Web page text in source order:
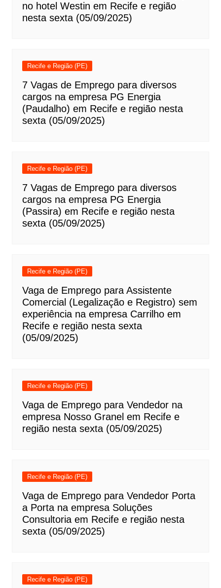
no hotel Westin em Recife e região
nesta sexta (05/09/2025)
Recife e Região (PE)
7 Vagas de Emprego para diversos
cargos na empresa PG Energia
(Paudalho) em Recife e região nesta
sexta (05/09/2025)
Recife e Região (PE)
7 Vagas de Emprego para diversos
cargos na empresa PG Energia
(Passira) em Recife e região nesta
sexta (05/09/2025)
Recife e Região (PE)
Vaga de Emprego para Assistente
Comercial (Legalização e Registro) sem
experiência na empresa Carrilho em
Recife e região nesta sexta
(05/09/2025)
Recife e Região (PE)
Vaga de Emprego para Vendedor na
empresa Nosso Granel em Recife e
região nesta sexta (05/09/2025)
Recife e Região (PE)
Vaga de Emprego para Vendedor Porta
a Porta na empresa Soluções
Consultoria em Recife e região nesta
sexta (05/09/2025)
Recife e Região (PE)